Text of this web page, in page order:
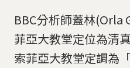
BBC分析師蓋林(Orla
菲亞大教堂定位為清
索菲亞大教堂定調為